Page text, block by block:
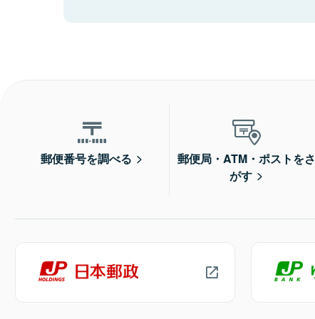
郵便番号を調べる
郵便局・ATM・ポストをさ
がす